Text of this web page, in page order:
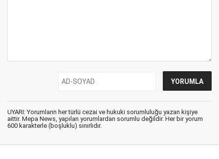
UYARI: Yorumların her türlü cezai ve hukuki sorumluluğu yazan kişiye
aittir. Mepa News, yapılan yorumlardan sorumlu değildir. Her bir yorum
600 karakterle (boşluklu) sınırlıdır.